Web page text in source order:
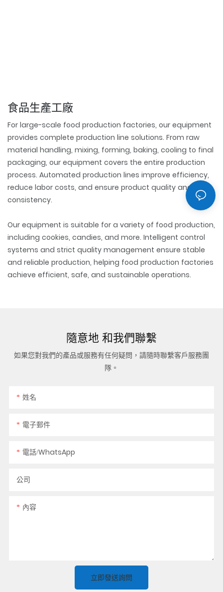
食品生產工廠
For large-scale food production factories, our equipment
provides complete production line solutions. From raw
material handling, mixing, forming, baking, cooling to final
packaging, our equipment covers the entire production
process. Automated production lines improve efficiency,
reduce labor costs, and ensure product quality and
consistency.
Our equipment is suitable for a variety of food production,
including cookies, candies, and more. Intelligent control
systems and strict quality management ensure stable
and reliable production, helping food production factories
achieve efficient, safe, and sustainable operations.
隨意地和我們聯繫
如果您對我們的產品或服務有任何疑問，請隨時聯繫客戶服務團
隊。
姓名
電子郵件
電話/WhatsApp
公司
內容
立即發送詢問